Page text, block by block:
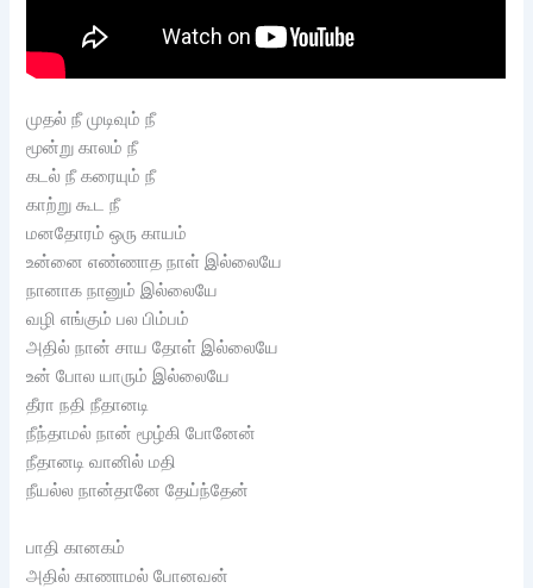
முதல் நீ முடிவும் நீ
மூன்று காலம் நீ
கடல் நீ கரையும் நீ
காற்று கூட நீ
மனதோரம் ஒரு காயம்
உன்னை எண்ணாத நாள் இல்லையே
நானாக நானும் இல்லையே
வழி எங்கும் பல பிம்பம்
அதில் நான் சாய தோள் இல்லையே
உன் போல யாரும் இல்லையே
தீரா நதி நீதானடி
நீந்தாமல் நான் மூழ்கி போனேன்
நீதானடி வானில் மதி
நீயல்ல நான்தானே தேய்ந்தேன்
பாதி கானகம்
அதில் காணாமல் போனவன்